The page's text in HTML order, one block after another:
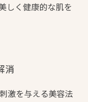
しく健康的な肌を
消
激を与える美容法